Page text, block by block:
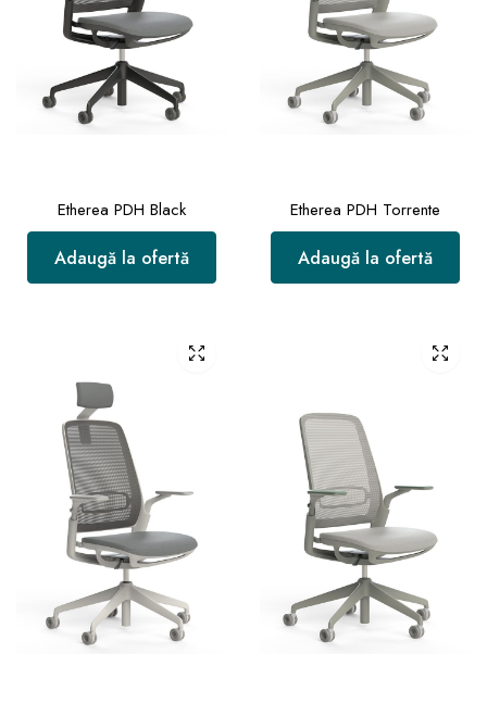
Etherea PDH Black
Adaugă la ofertă
Etherea PDH Torrente
Adaugă la ofertă